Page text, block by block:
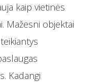
kaip vietinės
Mažesni objektai
Kadangi